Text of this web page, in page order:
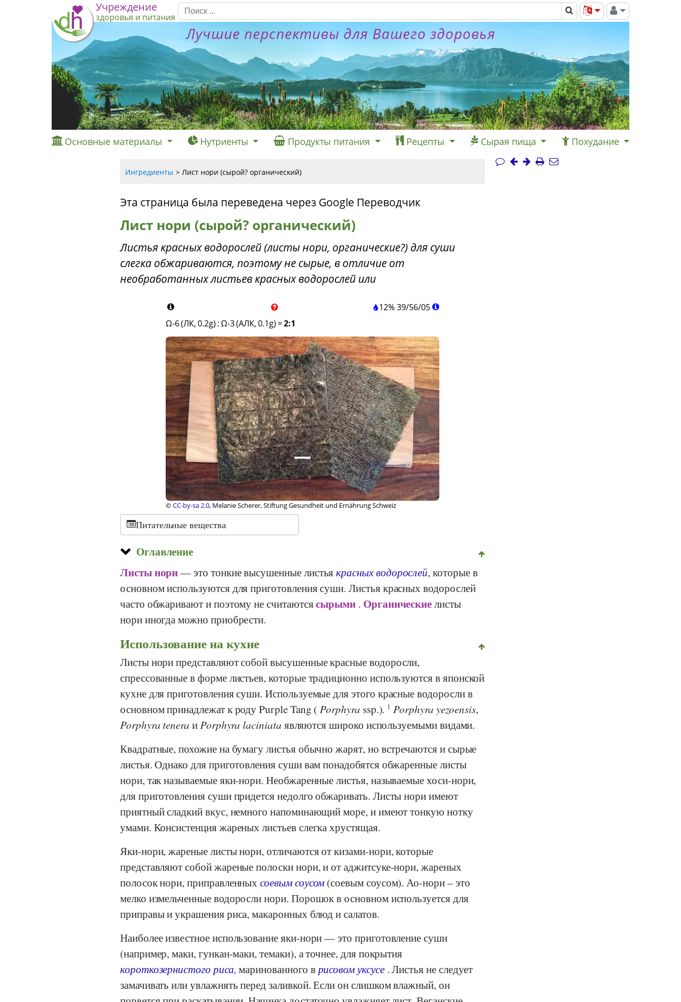
Учреждение
здоровья и питания
Лучшие перспективы для Вашего здоровья
Основные материалы Нутриенты Продукты питания Рецепты Сырая пища Похудание
Ингредиенты Лист нори (сырой? органический)
Эта страница была переведена через Google Переводчик
Лист нори (сырой? органический)
Листья красных водорослей (листы нори, органические?) для суши
слегка обжариваются, поэтому не сырые, в отличие от
необработанных листьев красных водорослей или
12%39/56/05
Ω-6 (ЛК, 0.2g) :Ω-3 (АЛК, 0.1g) =2:1
©CC-by-sa 2.0, Melanie Scherer, Stiftung Gesundheit und Ernährung Schweiz
Питательные вещества
Оглавление
Листы нори— это тонкие высушенные листьякрасных водорослей, которые в
основном используются для приготовления суши. Листья красных водорослей
часто обжаривают и поэтому не считаютсясырыми . Органическиелисты
нори иногда можно приобрести.
Использование на кухне
Листы нори представляют собой высушенные красные водоросли,
спрессованные в форме листьев, которые традиционно используются в японской
кухне для приготовления суши. Используемые для этого красные водоросли в
основном принадлежат к роду Purple Tang (Porphyra ssp.). 1 Porphyra yezoensis,
Porphyra tenera иPorphyra laciniata являются широко используемыми видами.
Квадратные, похожие на бумагу листья обычно жарят, но встречаются и сырые
листья. Однако для приготовления суши вам понадобятся обжаренные листы
нори, так называемые яки-нори. Необжаренные листья, называемые хоси-нори,
для приготовления суши придется недолго обжаривать. Листы нори имеют
приятный сладкий вкус, немного напоминающий море, и имеют тонкую нотку
умами. Консистенция жареных листьев слегка хрустящая.
Яки-нори, жареные листы нори, отличаются от кизами-нори, которые
представляют собой жареные полоски нори, и от аджитсуке-нори, жареных
полосок нори, приправленныхсоевым соусом (соевым соусом). Ао-нори – это
мелко измельченные водоросли нори. Порошок в основном используется для
приправы и украшения риса, макаронных блюд и салатов.
Наиболее известное использование яки-нори — это приготовление суши
(например, маки, гункан-маки, темаки), а точнее, для покрытия
короткозернистого риса, маринованного врисовом уксусе. Листья не следует
замачивать или увлажнять перед заливкой. Если он слишком влажный, он